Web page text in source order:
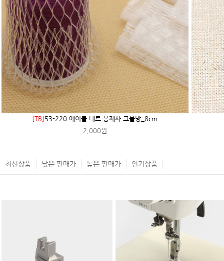
[TB] 53-220 에이블 네트 봉제사 그물망_8cm
2,000원
최신상품 낮은 판매가 높은 판매가 인기상품